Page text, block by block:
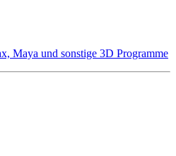
Maya und sonstige 3D Programme